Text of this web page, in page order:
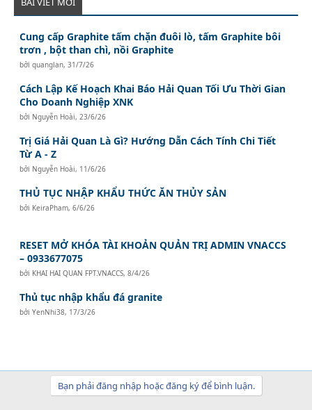
Cung cấp Graphite tấm chặn đuôi lò, tấm Graphite bôi
trơn , bột than chì, nồi Graphite
bởiquanglan,31/7/26
Cách Lập Kế Hoạch Khai Báo Hải Quan Tối Ưu Thời Gian
Cho Doanh Nghiệp XNK
bởi Nguyễn Hoài,23/6/26
Trị Giá Hải Quan Là Gì? Hướng Dẫn Cách Tính Chi Tiết
Từ A - Z
bởi Nguyễn Hoài, 11/6/26
THỦ TỤC NHẬP KHẨU THỨC ĂN THỦY SẢN
bởi KeiraPham,6/6/26
RESET MỞ KHÓA TÀI KHOẢN QUẢN TRỊ ADMIN VNACCS
– 0933677075
bởi KHAI HAI QUAN FPT.VNACCS,8/4/26
Thủ tục nhập khẩu đá granite
bởiYenNhi38, 17/3/26
Bạn phải đăng nhập hoặc đăng ký để bình luận.